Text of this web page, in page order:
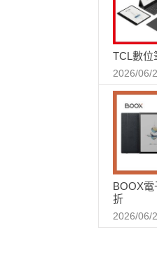
TCL數位
2026/06/
BOOX電
折
2026/06/